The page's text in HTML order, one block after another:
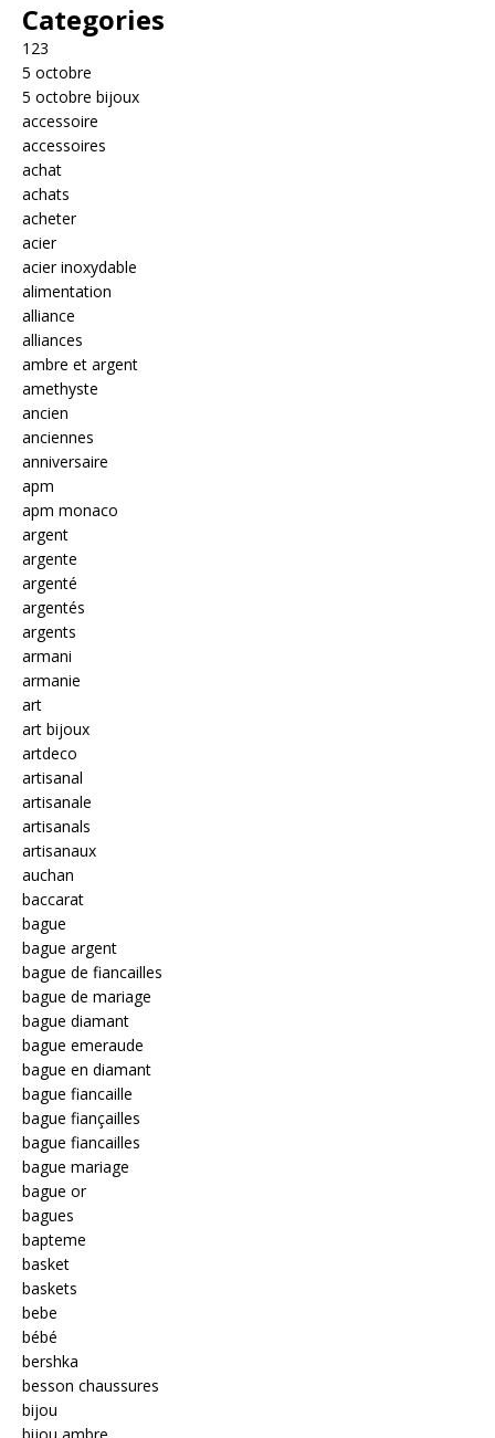
Categories
123
5 octobre
5 octobre bijoux
accessoire
accessoires
achat
achats
acheter
acier
acier inoxydable
alimentation
alliance
alliances
ambre et argent
amethyste
ancien
anciennes
anniversaire
apm
apm monaco
argent
argente
argenté
argentés
argents
armani
armanie
art
art bijoux
artdeco
artisanal
artisanale
artisanals
artisanaux
auchan
baccarat
bague
bague argent
bague de fiancailles
bague de mariage
bague diamant
bague emeraude
bague en diamant
bague fiancaille
bague fiançailles
bague fiancailles
bague mariage
bague or
bagues
bapteme
basket
baskets
bebe
bébé
bershka
besson chaussures
bijou